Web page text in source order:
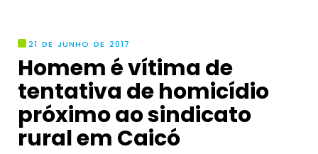
21 DE JUNHO DE 2017
Homem é vítima de
tentativa de homicídio
próximo ao sindicato
rural em Caicó